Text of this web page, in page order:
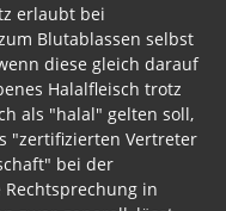
Blutablassen selbst
diese gleich darauf
Halalfleisch trotz
als "halal" gelten soll,
"zertifizierten Vertreter
bei der
in
zwar generell, lässt